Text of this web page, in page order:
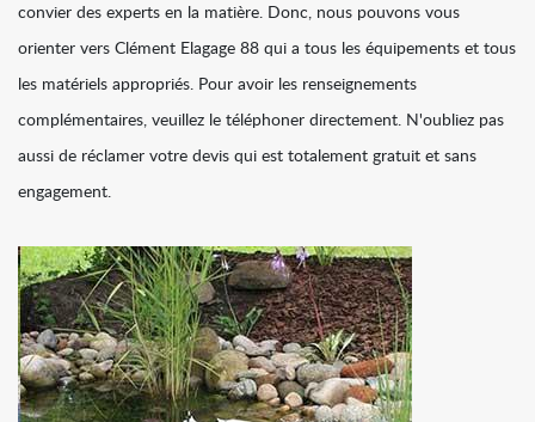
convier des experts en la matière. Donc, nous pouvons vous
orienter vers Clément Elagage 88 qui a tous les équipements et tous
les matériels appropriés. Pour avoir les renseignements
complémentaires, veuillez le téléphoner directement. N'oubliez pas
aussi de réclamer votre devis qui est totalement gratuit et sans
engagement.